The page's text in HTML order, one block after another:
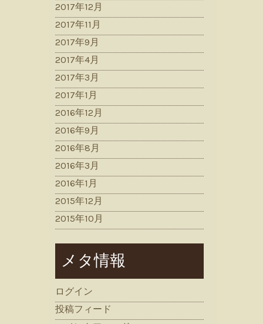
2017年12月
2017年11月
2017年9月
2017年4月
2017年3月
2017年1月
2016年12月
2016年9月
2016年8月
2016年3月
2016年1月
2015年12月
2015年10月
メタ情報
ログイン
投稿フィード